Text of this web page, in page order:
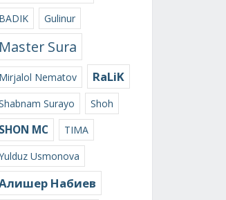
BADIK Gulinur
Master Sura
Mirjalol Nematov RaLiK
Surayo Shoh
SHON MC
TIMA
Usmonova
Набиев